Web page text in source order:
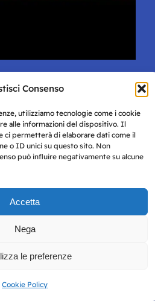
Consenso
utilizziamo tecnologie come i cookie
alle informazioni del dispositivo. Il
ci permetterà di elaborare dati come il
o ID unici su questo sito. Non
può influire negativamente su alcune
Accetta
Nega
le preferenze
Cookie Policy
il marchio e di
per far
brand: saranno tra gli
Calcioper il2018
ma ci pensa? Mi
al lavoro, alla fatica e
anche al
pasticceria dei fratelli
del bel canto